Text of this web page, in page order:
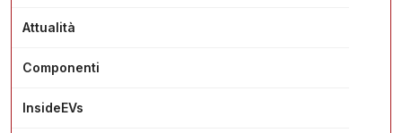
Attualità
Componenti
InsideEVs